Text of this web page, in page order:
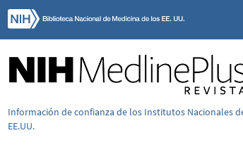
Información de confianza de los Institutos Nacionales
EE.UU.